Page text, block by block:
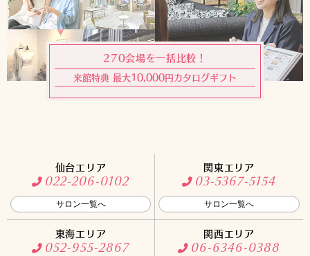
270会場を一括比較！
来館特典 最大10,000円カタログギフト
仙台エリア
022-206-0102
サロン一覧へ
関東エリア
03-5367-5154
サロン一覧へ
東海エリア
052-955-2867
関西エリア
06-6346-0388